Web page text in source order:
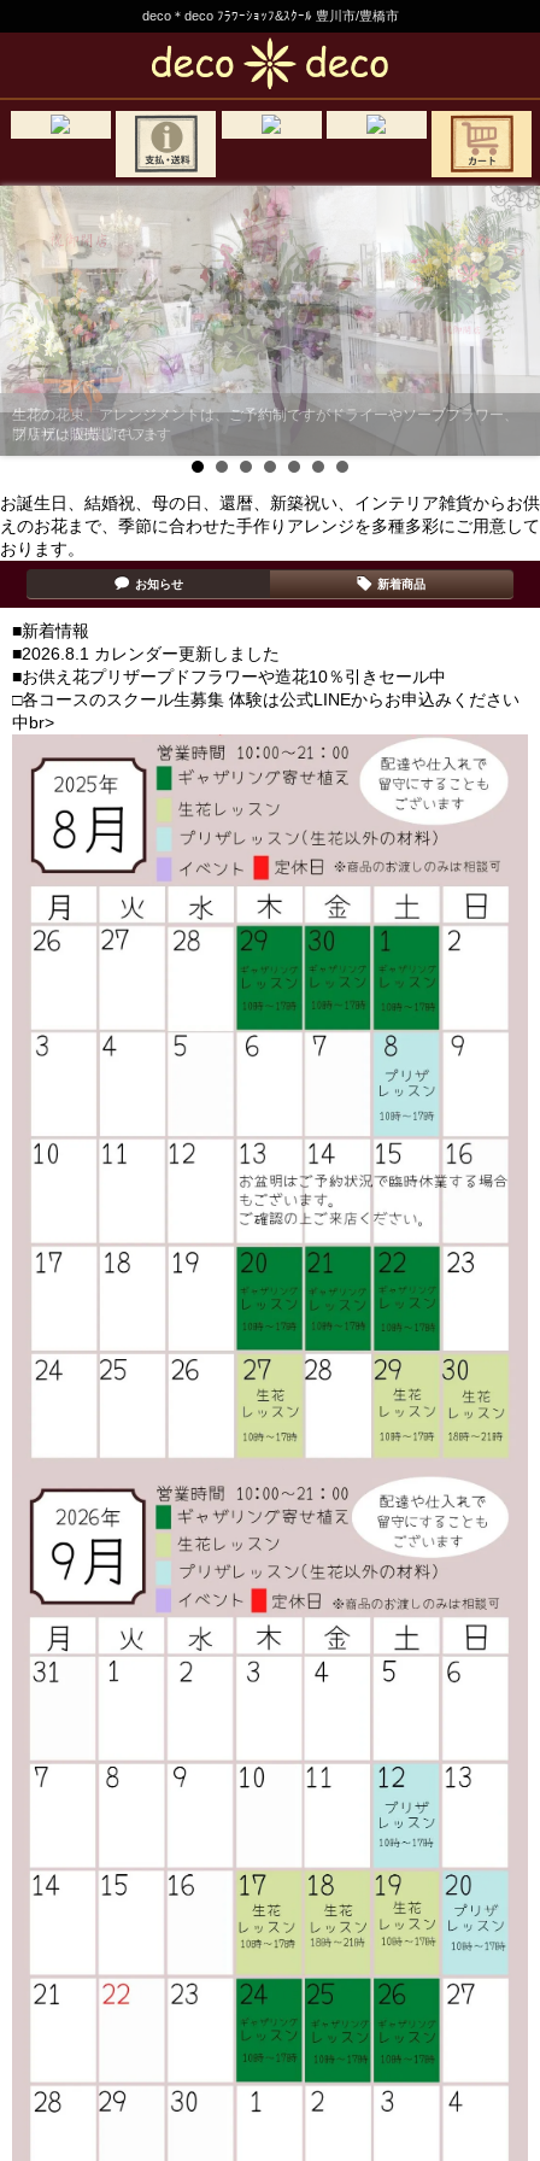
deco＊deco ﾌﾗﾜｰｼｮｯﾌ&ｽｸｰﾙ 豊川市/豊橋市
生花の花束、アレンジメントは、ご予約制ですがドライーやソープフラワー、
プリザは販売しています
開店祝い 胡蝶蘭ギフト
お誕生日、結婚祝、母の日、還暦、新築祝い、インテリア雑貨からお供
えのお花まで、季節に合わせた手作りアレンジを多種多彩にご用意して
おります。
お知らせ 新着商品
■新着情報
■2026.8.1 カレンダー更新しました
■お供え花プリザープドフラワーや造花10％引きセール中
□各コースのスクール生募集 体験は公式LINEからお申込みください
中br>